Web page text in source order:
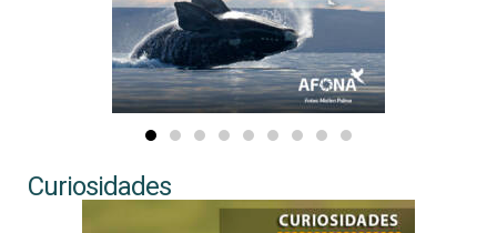
Curiosidades